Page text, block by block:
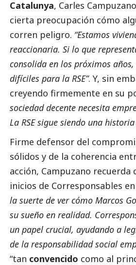
Catalunya, Carles
cierta preocupación cómo
corren peligro. “Estamos
reaccionaria. Si lo que
consolida en los próximos
difíciles para la RSE”. Y, sin
creyendo firmemente en su
sociedad decente necesita
La RSE sigue siendo una
Firme defensor del
sólidos y de la coherencia
acción, Campuzano recuerda
inicios de Corresponsables
la suerte de ver cómo Marcos
su sueño en realidad.
un papel crucial, ayudando a
de la responsabilidadsocial
“tan convencido como al